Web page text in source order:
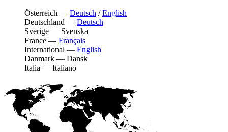
Österreich — Deutsch /English
Deutschland — Deutsch
Sverige — Svenska
France — Français
International — English
Danmark — Dansk
Italia — Italiano